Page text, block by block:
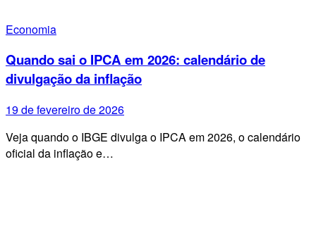
Economia
Quando sai o IPCA em 2026: calendário de
divulgação da inflação
19 de fevereiro de 2026
Veja quando o IBGE divulga o IPCA em 2026, o calendário
oficial da inflação e…